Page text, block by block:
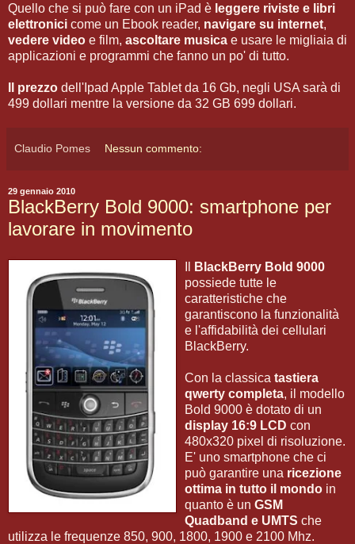
Quello che si può fare con un iPad è leggere riviste e libri
elettronici come un Ebook reader, navigare su internet,
vedere video e film, ascoltare musica e usare le migliaia di
applicazioni e programmi che fanno un po' di tutto.
Il prezzo dell'Ipad Apple Tablet da 16 Gb, negli USA sarà di
499 dollari mentre la versione da 32 GB 699 dollari.
Claudio Pomes Nessun commento:
29 gennaio 2010
BlackBerry Bold 9000: smartphone per
lavorare in movimento
BlackBerry Bold 9000
possiede tutte le
caratteristiche che
garantiscono la funzionalità
e l'affidabilità dei cellulari
BlackBerry.
Con la classica tastiera
qwerty completa, il modello
Bold 9000 è dotato di un
display 16:9 LCD con
480x320 pixel di risoluzione.
E' uno smartphone che ci
può garantire una ricezione
ottima in tutto il mondo in
quanto è un GSM
Quadband e UMTS che
utilizza le frequenze 850, 900, 1800, 1900 e 2100 Mhz.